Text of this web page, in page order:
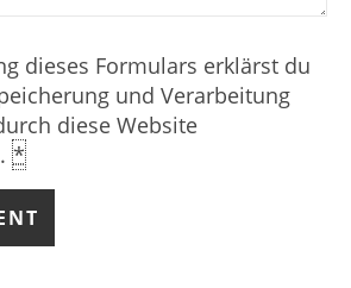
dieses Formulars erklärst du
und Verarbeitung
diese Website
*